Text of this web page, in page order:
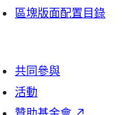
區塊版面配置目錄
共同參與
活動